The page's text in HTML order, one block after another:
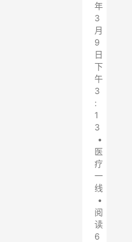
年
3
月
9
日
下
午
3
:
1
3
•
医
疗
一
线
•
阅
读
6